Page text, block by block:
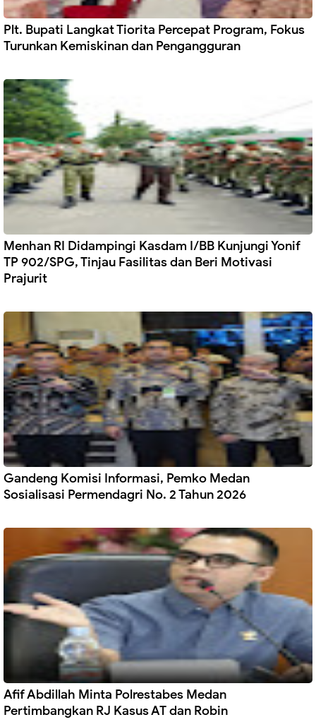
Plt. Bupati Langkat Tiorita Percepat Program, Fokus
Turunkan Kemiskinan dan Pengangguran
Menhan RI Didampingi Kasdam I/BB Kunjungi Yonif
TP 902/SPG, Tinjau Fasilitas dan Beri Motivasi
Prajurit
Gandeng Komisi Informasi, Pemko Medan
Sosialisasi Permendagri No. 2 Tahun 2026
Afif Abdillah Minta Polrestabes Medan
Pertimbangkan RJ Kasus AT dan Robin